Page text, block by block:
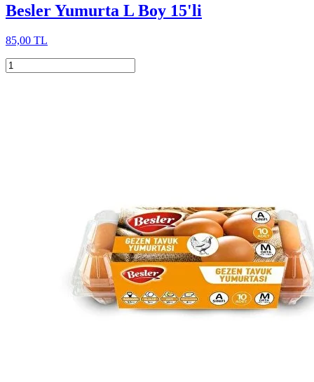
Besler Yumurta L Boy 15'li
85,00 TL